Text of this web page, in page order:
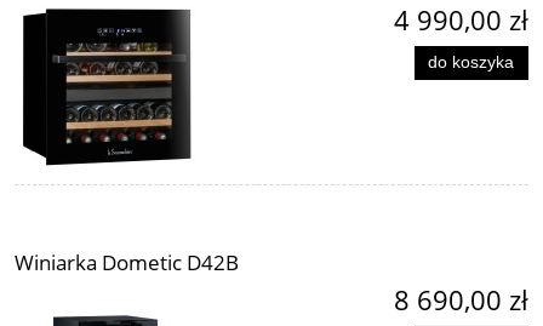
4 990,00 zł
do koszyka
Winiarka Dometic D42B
8 690,00 zł